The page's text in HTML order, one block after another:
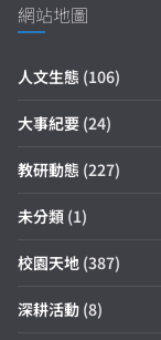
網站地圖
人文生態 (106)
大事紀要 (24)
教研動態 (227)
未分類 (1)
校園天地 (387)
深耕活動 (8)